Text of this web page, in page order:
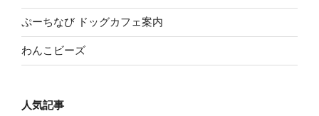
ぷーちなび ドッグカフェ案内
わんこビーズ
人気記事